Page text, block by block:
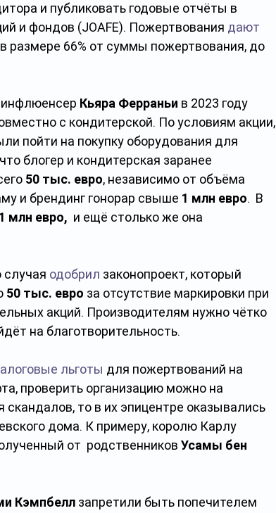
и публиковать годовые отчёты в
и фондов (JOAFE). Пожертвования дают
размере 66% от суммы пожертвования, до
Кьяра Ферраньи в 2023 году
с кондитерской. По условиям акции,
пойти на покупку оборудования для
блогер и кондитерская заранее
50 тыс. евро, независимо от объёма
и брендинг гонорар свыше 1 млн евро.  В
1 млн евро, и ещё столько же она
случая одобрил законопроект, который
50 тыс. евро за отсутствие маркировки при
акций. Производителям нужно чётко
на благотворительность.
льготы для пожертвований на
проверить организацию можно на
то в их эпицентре оказывались
дома. К примеру, королю Карлу
от  родственников Усамы бен
Кэмпбелл запретили быть попечителем